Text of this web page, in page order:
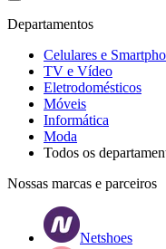
Departamentos
Celulares e
TV e Vídeo
Eletrodomésticos
Móveis
Informática
Moda
Todos os
Nossas marcas e parceiros
Netshoes